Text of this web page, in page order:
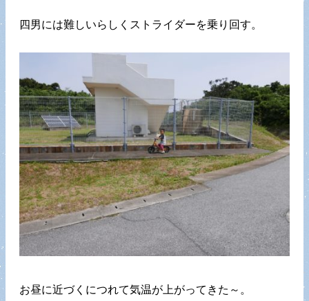
四男には難しいらしくストライダーを乗り回す。
お昼に近づくにつれて気温が上がってきた～。